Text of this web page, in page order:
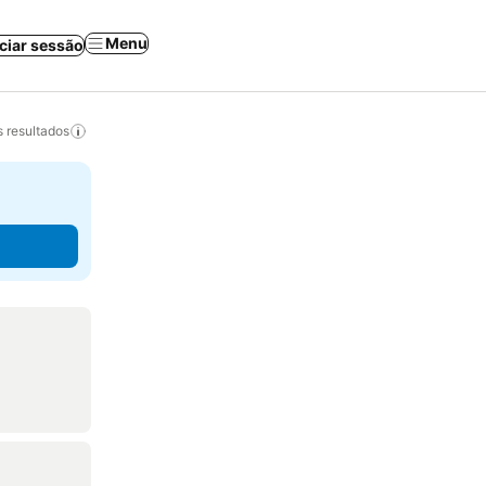
sessão Menu
resultados